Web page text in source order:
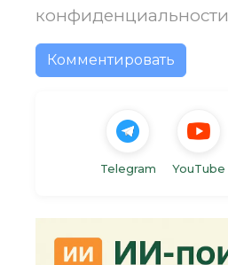
конфиденциальности
Комментировать
Telegram YouTube